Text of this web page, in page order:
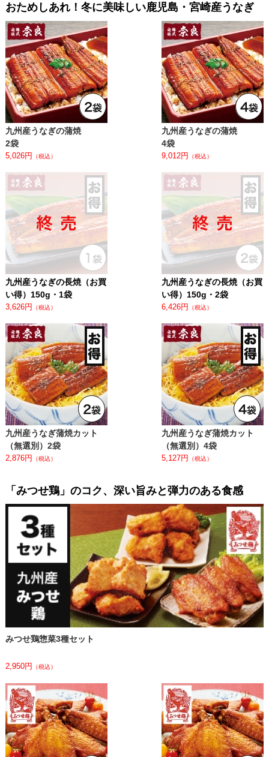
おためしあれ！冬に美味しい鹿児島・宮崎産うなぎ
九州産うなぎの蒲焼
2袋
5,026円 （税込）
九州産うなぎの蒲焼
4袋
9,012円 （税込）
九州産うなぎの長焼（お買
い得）150g・1袋
3,626円 （税込）
九州産うなぎの長焼（お買
い得）150g・2袋
6,426円 （税込）
九州産うなぎ蒲焼カット
（無選別）2袋
2,876円 （税込）
九州産うなぎ蒲焼カット
（無選別）4袋
5,127円 （税込）
「みつせ鶏」のコク、深い旨みと弾力のある食感
みつせ鶏惣菜3種セット
2,950円 （税込）